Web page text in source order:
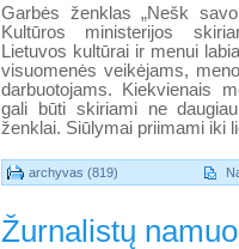
Garbės ženklas „Nešk
Kultūros ministerijos
Lietuvos kultūrai ir menui
visuomenės veikėjams,
darbuotojams. Kiekvienais
gali būti skiriami ne
ženklai. Siūlymai priimami iki
archyvas (819)
Žurnalistų